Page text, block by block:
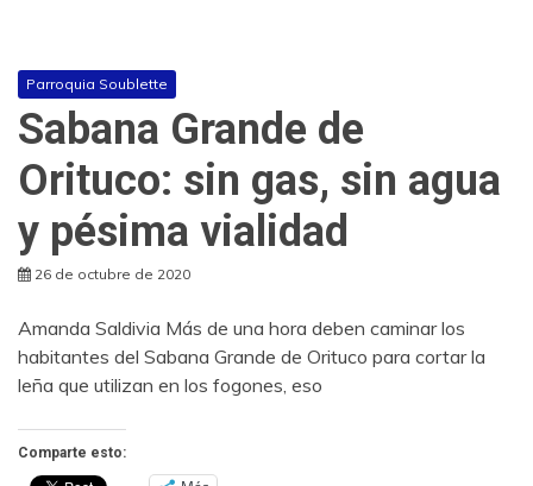
Parroquia Soublette
Sabana Grande de
Orituco: sin gas, sin agua
y pésima vialidad
26 de octubre de 2020
Amanda Saldivia Más de una hora deben caminar los
habitantes del Sabana Grande de Orituco para cortar la
leña que utilizan en los fogones, eso
Comparte esto: